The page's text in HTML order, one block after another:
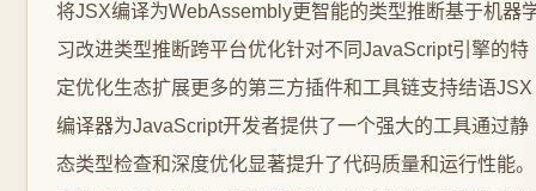
将JSX编译为WebAssembly更智能的类型推断基于机器
习改进类型推断跨平台优化针对不同JavaScript引擎的特
定优化生态扩展更多的第三方插件和工具链支持结语JSX
编译器为JavaScript开发者提供了一个强大的工具通过静
态类型检查和深度优化显著提升了代码质量和运行性能。